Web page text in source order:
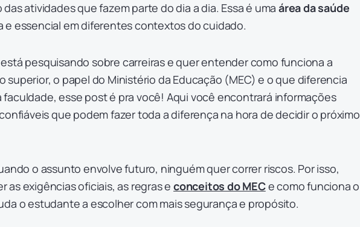
das atividades que fazem parte do dia a dia. Essa é uma área da saúde
e essencial em diferentes contextos do cuidado.
pesquisando sobre carreiras e quer entender como funciona a
superior, o papel do Ministério da Educação (MEC) e o que diferencia
faculdade, esse post é pra você! Aqui você encontrará informações
que podem fazer toda a diferença na hora de decidir o próximo
o assunto envolve futuro, ninguém quer correr riscos. Por isso,
as exigências oficiais, as regras e conceitos do MECe como funciona o
o estudante a escolher com mais segurança e propósito.